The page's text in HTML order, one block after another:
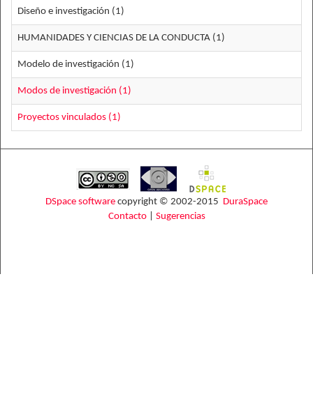
Diseño e investigación (1)
HUMANIDADES Y CIENCIAS DE LA CONDUCTA (1)
Modelo de investigación (1)
Modos de investigación (1)
Proyectos vinculados (1)
DSpace software copyright © 2002-2015 DuraSpace
Contacto| Sugerencias